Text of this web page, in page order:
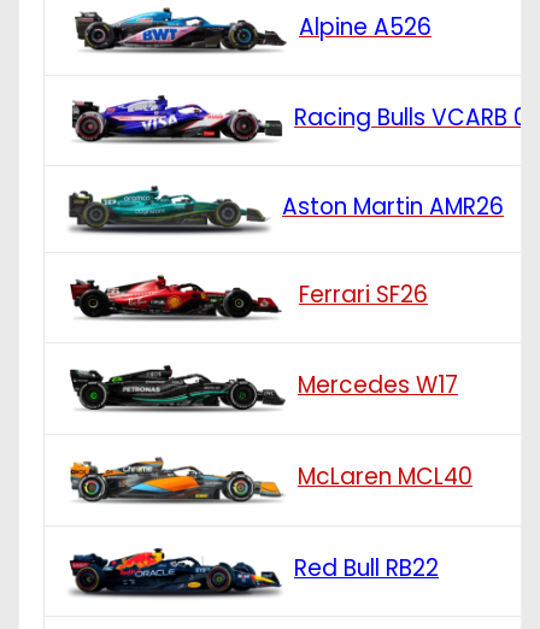
Alpine A526
Racing Bulls VCARB 03
Aston Martin AMR26
Ferrari SF26
Mercedes W17
McLaren MCL40
Red Bull RB22